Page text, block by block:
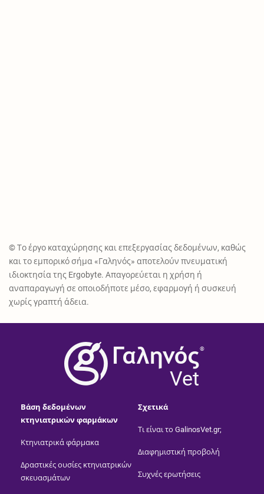
© Το έργο καταχώρησης και επεξεργασίας δεδομένων, καθώς
και το εμπορικό σήμα «Γαληνός» αποτελούν πνευματική
ιδιοκτησία της Ergobyte. Απαγορεύεται η χρήση ή
αναπαραγωγή σε οποιοδήποτε μέσο, εφαρμογή ή συσκευή
χωρίς γραπτή άδεια.
®
Vet
Βάση δεδομένων
κτηνιατρικών φαρμάκων
Κτηνιατρικά φάρμακα
Δραστικές ουσίες κτηνιατρικών
σκευασμάτων
Σχετικά
Τι είναι το GalinosVet.gr;
Διαφημιστική προβολή
Συχνές ερωτήσεις